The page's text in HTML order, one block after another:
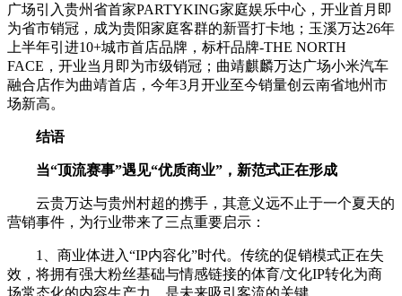
广场引入贵州省首家PARTYKING家庭娱乐中心，开业首月即
为省市销冠，成为贵阳家庭客群的新晋打卡地；玉溪万达26年
上半年引进10+城市首店品牌，标杆品牌-THE NORTH
FACE，开业当月即为市级销冠；曲靖麒麟万达广场小米汽车
融合店作为曲靖首店，今年3月开业至今销量创云南省地州市
场新高。
结语
当“顶流赛事”遇见“优质商业”，新范式正在形成
云贵万达与贵州村超的携手，其意义远不止于一个夏天的
营销事件，为行业带来了三点重要启示：
1、商业体进入“IP内容化”时代。传统的促销模式正在失
效，将拥有强大粉丝基础与情感链接的体育/文化IP转化为商
场常态化的内容生产力，是未来吸引客流的关键。